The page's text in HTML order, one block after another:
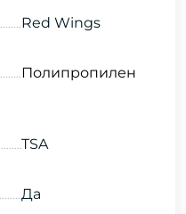
Red Wings
Полипропилен
TSA
Да